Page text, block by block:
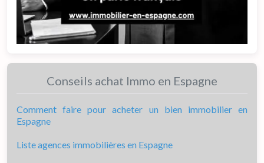
Conseils achat Immo en Espagne
Comment faire pour acheter un bien immobilier en
Espagne
Liste agences immobilières en Espagne